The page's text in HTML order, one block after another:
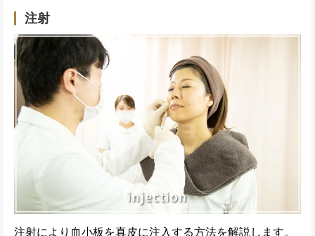
注射
注射により血小板を真皮に注入する方法を解説します。